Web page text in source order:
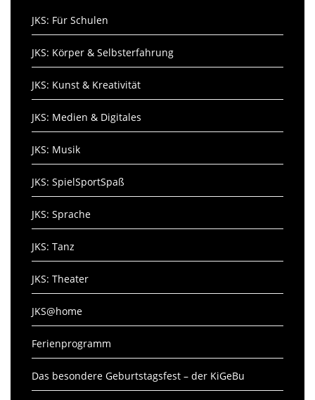
JKS: Für Schulen
JKS: Körper & Selbsterfahrung
JKS: Kunst & Kreativität
JKS: Medien & Digitales
JKS: Musik
JKS: SpielSportSpaß
JKS: Sprache
JKS: Tanz
JKS: Theater
JKS@home
Ferienprogramm
Das besondere Geburtstagsfest – der KiGeBu